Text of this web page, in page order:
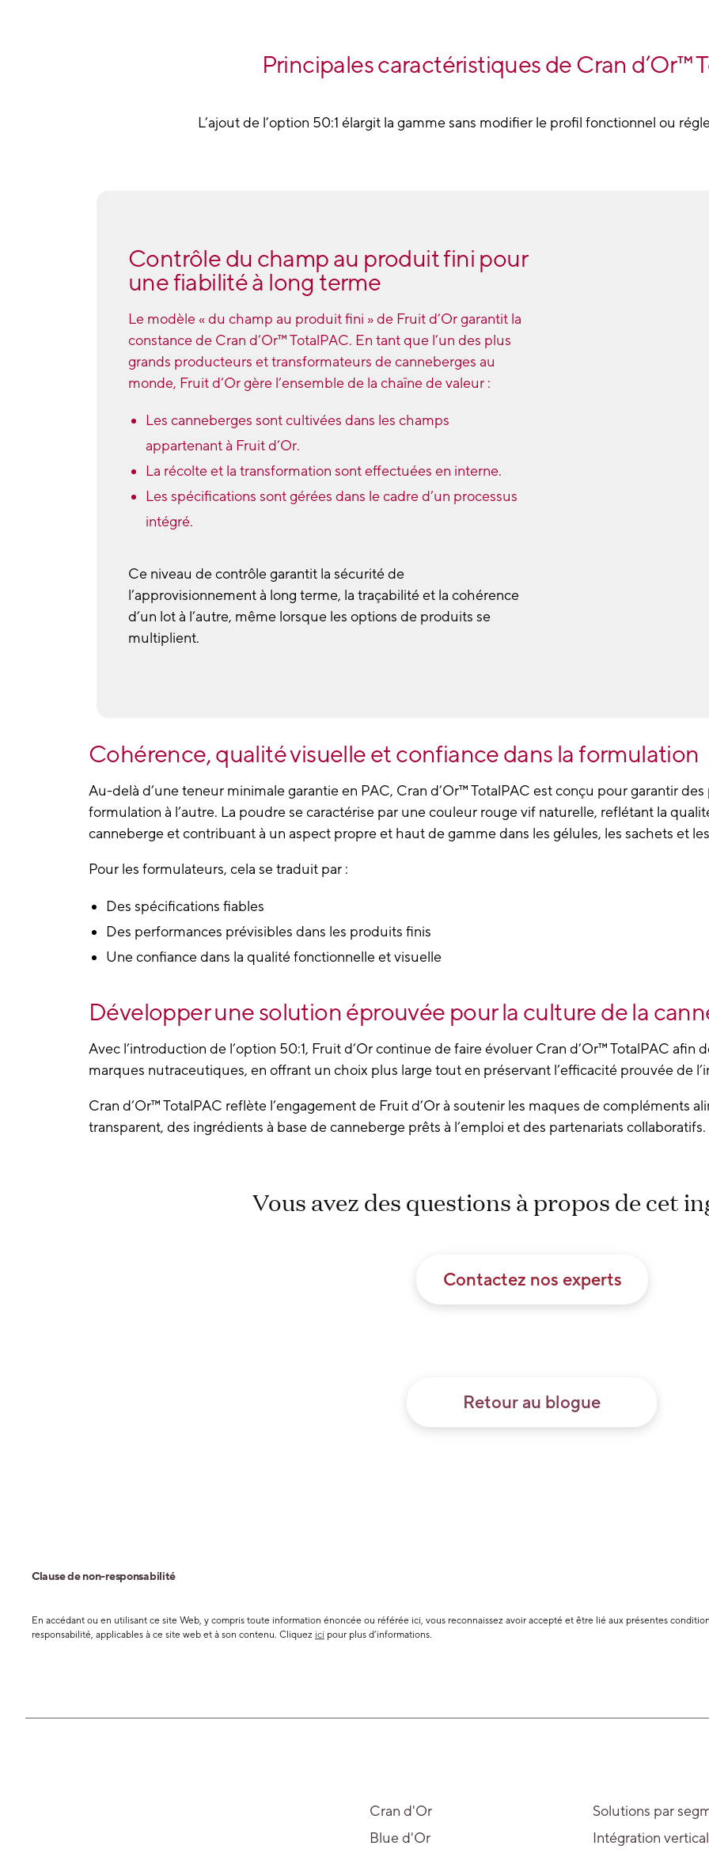
Principales caractéristiques de Cran d’Or™
L’ajout de l’option 50:1 élargit la gamme sans modifier le profil fonctionnel ou
Contrôle du champ au produit fini pour
une fiabilité à long terme
Le modèle « du champ au produit fini » de Fruit d’Or garantit la
constance de Cran d’Or™ TotalPAC. En tant que l’un des plus
grands producteurs et transformateurs de canneberges au
monde, Fruit d’Or gère l’ensemble de la chaîne de valeur :
Les canneberges sont cultivées dans les champs
appartenant à Fruit d’Or.
La récolte et la transformation sont effectuées en interne.
Les spécifications sont gérées dans le cadre d’un processus
intégré.
Ce niveau de contrôle garantit la sécurité de
l’approvisionnement à long terme, la traçabilité et la cohérence
d’un lot à l’autre, même lorsque les options de produits se
multiplient.
Cohérence, qualité visuelle et confiance dans la formulation ​
Au-delà d’une teneur minimale garantie en PAC, Cran d’Or™ TotalPAC est conçu pour garantir des
formulation à l’autre. La poudre se caractérise par une couleur rouge vif naturelle, reflétant la
canneberge et contribuant à un aspect propre et haut de gamme dans les gélules, les sachets et
Pour les formulateurs, cela se traduit par :
Des spécifications fiables
Des performances prévisibles dans les produits finis
Une confiance dans la qualité fonctionnelle et visuelle
Développer une solution éprouvée pour la culture de la
Avec l’introduction de l’option 50:1, Fruit d’Or continue de faire évoluer Cran d’Or™ TotalPAC afin
marques nutraceutiques, en offrant un choix plus large tout en préservant l’efficacité prouvée de
Cran d’Or™ TotalPAC reflète l’engagement de Fruit d’Or à soutenir les maques de compléments
transparent, des ingrédients à base de canneberge prêts à l’emploi et des partenariats collaboratifs.
Vous avez des questions à propos de cet
Contactez nos experts
Retour au blogue
Clause de non-responsabilité
En accédant ou en utilisant ce site Web, y compris toute information énoncée ou référée ici, vous reconnaissez avoir accepté et être lié aux présentes
responsabilité, applicables à ce site web et à son contenu. Cliquez ici pour plus d’informations.
Cran d'Or
Blue d'Or
Solutions par
Intégration